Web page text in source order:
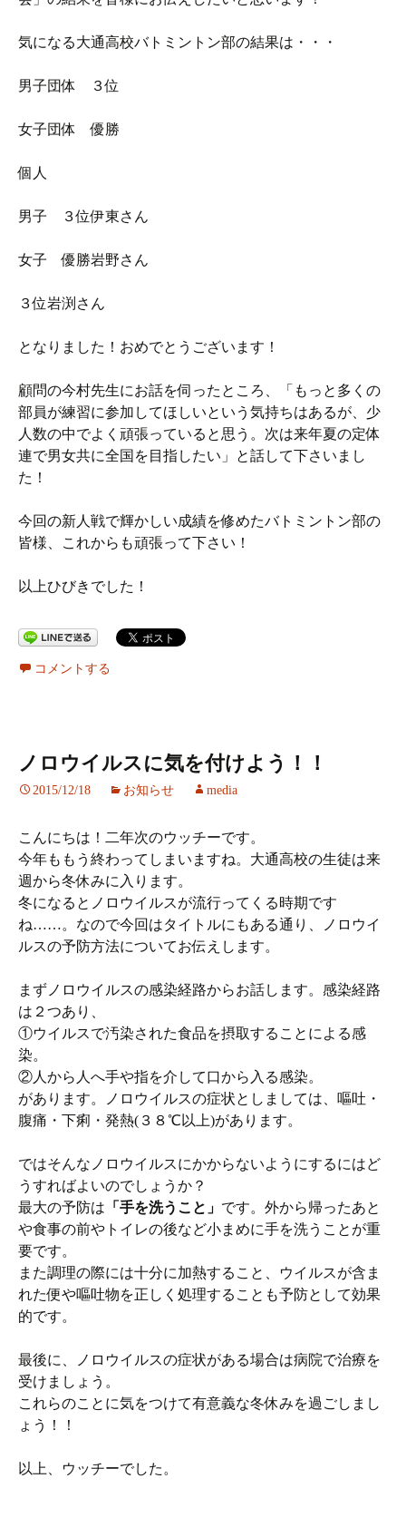
気になる大通高校バトミントン部の結果は・・・
男子団体 ３位
女子団体 優勝
個人
男子 ３位伊東さん
女子 優勝岩野さん
３位岩渕さん
となりました！おめでとうございます！
顧問の今村先生にお話を伺ったところ、「もっと多くの
部員が練習に参加してほしいという気持ちはあるが、少
人数の中でよく頑張っていると思う。次は来年夏の定体
連で男女共に全国を目指したい」と話して下さいまし
た！
今回の新人戦で輝かしい成績を修めたバトミントン部の
皆様、これからも頑張って下さい！
以上ひびきでした！
コメントする
ノロウイルスに気を付けよう！！
2015/12/18 お知らせ media
こんにちは！二年次のウッチーです。
今年ももう終わってしまいますね。大通高校の生徒は来
週から冬休みに入ります。
冬になるとノロウイルスが流行ってくる時期です
ね……。なので今回はタイトルにもある通り、ノロウイ
ルスの予防方法についてお伝えします。
まずノロウイルスの感染経路からお話します。感染経路
は２つあり、
①ウイルスで汚染された食品を摂取することによる感
染。
②人から人へ手や指を介して口から入る感染。
があります。ノロウイルスの症状としましては、嘔吐・
腹痛・下痢・発熱(３８℃以上)があります。
ではそんなノロウイルスにかからないようにするにはど
うすればよいのでしょうか？
最大の予防は 「手を洗うこと」 です。外から帰ったあと
や食事の前やトイレの後など小まめに手を洗うことが重
要です。
また調理の際には十分に加熱すること、ウイルスが含ま
れた便や嘔吐物を正しく処理することも予防として効果
的です。
最後に、ノロウイルスの症状がある場合は病院で治療を
受けましょう。
これらのことに気をつけて有意義な冬休みを過ごしまし
ょう！！
以上、ウッチーでした。